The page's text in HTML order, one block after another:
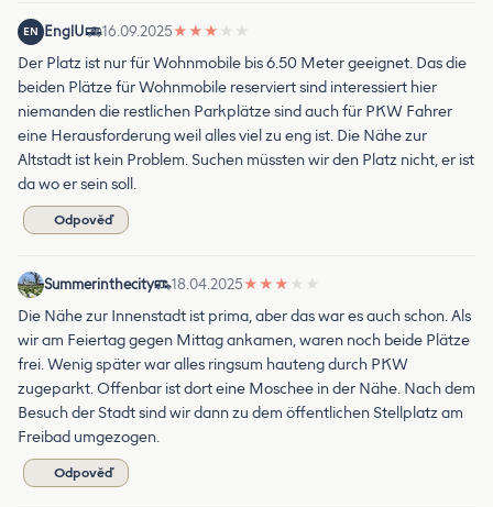
EN EnglU 16.09.2025★ ★ ★ ★ ★
Der Platz ist nur für Wohnmobile bis 6.50 Meter geeignet. Das die
beiden Plätze für Wohnmobile reserviert sind interessiert hier
niemanden die restlichen Parkplätze sind auch für PKW Fahrer
eine Herausforderung weil alles viel zu eng ist. Die Nähe zur
Altstadt ist kein Problem. Suchen müssten wir den Platz nicht, er ist
da wo er sein soll.
Odpověď
Summerinthecity 18.04.2025★ ★ ★ ★ ★
Die Nähe zur Innenstadt ist prima, aber das war es auch schon. Als
wir am Feiertag gegen Mittag ankamen, waren noch beide Plätze
frei. Wenig später war alles ringsum hauteng durch PKW
zugeparkt. Offenbar ist dort eine Moschee in der Nähe. Nach dem
Besuch der Stadt sind wir dann zu dem öffentlichen Stellplatz am
Freibad umgezogen.
Odpověď